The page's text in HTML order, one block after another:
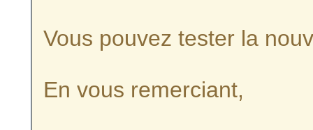
Vous pouvez tester la
En vous remerciant,